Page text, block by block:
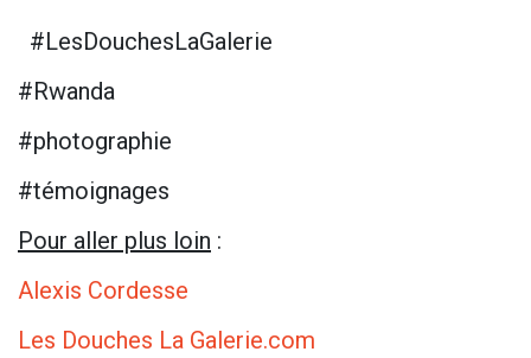
#LesDouchesLaGalerie
#Rwanda
#photographie
#témoignages
Pour aller plus loin :
Alexis Cordesse
Les Douches La Galerie.com